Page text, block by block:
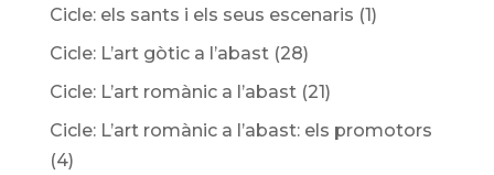
Cicle: els sants i els seus escenaris (1)
Cicle: L’art gòtic a l’abast(28)
Cicle: L’art romànic a l’abast(21)
Cicle: L’art romànic a l’abast: els promotors
(4)